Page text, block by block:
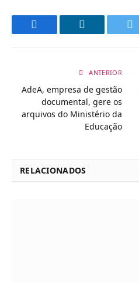
ANTERIOR
AdeA, empresa de gestão
documental, gere os
arquivos do Ministério da
Educação
RELACIONADOS